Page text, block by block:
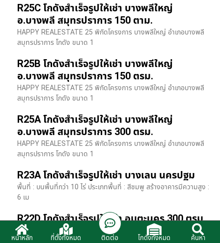
R25C โกดังสำเร็จรูปให้เช่า บางพลีใหญ่
อ.บางพลี สมุทรปราการ 150 ตาม.
HAPPY REALESTATE 25 พิกัดโครงการ บางพลีใหญ่ อำเภอบางพลี
สมุทรปราการ โกดัง ขนาด 1
R25B โกดังสำเร็จรูปให้เช่า บางพลีใหญ่
อ.บางพลี สมุทรปราการ 150 ตรม.
HAPPY REALESTATE 25 พิกัดโครงการ บางพลีใหญ่ อำเภอบางพลี
สมุทรปราการ โกดัง ขนาด 1
R25A โกดังสำเร็จรูปให้เช่า บางพลีใหญ่
อ.บางพลี สมุทรปราการ 300 ตรม.
HAPPY REALESTATE 25 พิกัดโครงการ บางพลีใหญ่ อำเภอบางพลี
สมุทรปราการ โกดัง ขนาด 1
R23A โกดังสำเร็จรูปให้เช่า บางเลน นครปฐม
พื้นที่ : บนพื้นที่กว่า 10 ไร่ ประเภทพื้นที่ : สีชมพู สร้างอาคารมีความสูง :
6 เม
R22D โกดังสำเร็จรูปให้เช่า อมตะนคร 300 ตรม.
HR22 โกดังสำเร็จรูปให้เช่า พิกัด ติดนิคมอมตะนคร อ.พานทอง จ.ชลบุรี
รายละเอียดโรงง
หน้าหลัก ที่ตั้งทั้งหมด ติดต่อ โกดังทั้งหมด ค้นหา